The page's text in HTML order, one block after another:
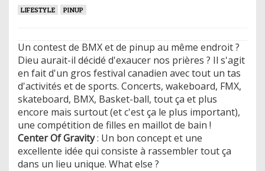
LIFESTYLE PINUP
Un contest de BMX et de pinup au même endroit ?
Dieu aurait-il décidé d'exaucer nos prières ? Il s'agit
en fait d'un gros festival canadien avec tout un tas
d'activités et de sports. Concerts, wakeboard, FMX,
skateboard, BMX, Basket-ball, tout ça et plus
encore mais surtout (et c'est ça le plus important),
une compétition de filles en maillot de bain !
Center Of Gravity: Un bon concept et une
excellente idée qui consiste à rassembler tout ça
dans un lieu unique. What else ?